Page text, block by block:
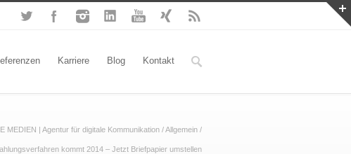
Karriere Blog Kontakt
MEDIEN | Agentur für digitale Kommunikation /Allgemein /
kommt 2014 – Jetzt Briefpapier umstellen